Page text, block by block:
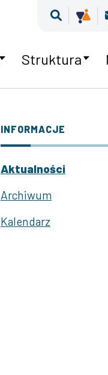
Struktura
INFORMACJE
Aktualności
Archiwum
Kalendarz